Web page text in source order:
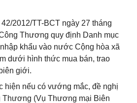
2012/TT-BCT ngày 27 tháng
Thương quy định Danh mục
khẩu vào nước Cộng hòa xã
dưới hình thức mua bán, trao
giới.
hiện nếu có vướng mắc, đề nghị
Thương (Vụ Thương mại Biên